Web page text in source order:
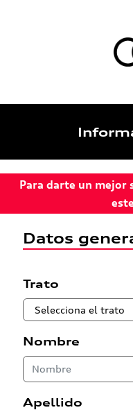
Para darte un mejor
Datos
Trato
Nombre
Apellido